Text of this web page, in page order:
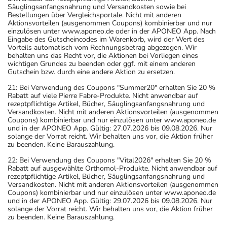
sich bei dem Verdacht auf eine Überdosierung umgehend
mit einem Arzt in Verbindung.
Einnahme vergessen?
Setzen Sie die Einnahme zum nächsten vorgeschriebenen
Zeitpunkt ganz normal (also nicht mit der doppelten
Menge) fort.
Generell gilt: Achten Sie vor allem bei Säuglingen,
Kleinkindern und älteren Menschen auf eine
gewissenhafte Dosierung. Im Zweifelsfalle fragen Sie
Ihren Arzt oder Apotheker nach etwaigen Auswirkungen
oder Vorsichtsmaßnahmen.
Eine vom Arzt verordnete Dosierung kann von den
Angaben der Packungsbeilage abweichen. Da der Arzt sie
individuell abstimmt, sollten Sie das Arzneimittel daher
nach seinen Anweisungen anwenden.
Säuglingsanfangsnahrung und Versandkosten sowie bei
Bestellungen über Vergleichsportale. Nicht mit anderen
Aktionsvorteilen (ausgenommen Coupons) kombinierbar und nur
einzulösen unter www.aponeo.de oder in der APONEO App. Nach
Eingabe des Gutscheincodes im Warenkorb, wird der Wert des
Vorteils automatisch vom Rechnungsbetrag abgezogen. Wir
behalten uns das Recht vor, die Aktionen bei Vorliegen eines
wichtigen Grundes zu beenden oder ggf. mit einem anderen
Gutschein bzw. durch eine andere Aktion zu ersetzen.
21: Bei Verwendung des Coupons "Summer20" erhalten Sie 20 %
Rabatt auf viele Pierre Fabre-Produkte. Nicht anwendbar auf
rezeptpflichtige Artikel, Bücher, Säuglingsanfangsnahrung und
Versandkosten. Nicht mit anderen Aktionsvorteilen (ausgenommen
Coupons) kombinierbar und nur einzulösen unter www.aponeo.de
und in der APONEO App. Gültig: 27.07.2026 bis 09.08.2026. Nur
solange der Vorrat reicht. Wir behalten uns vor, die Aktion früher
zu beenden. Keine Barauszahlung.
22: Bei Verwendung des Coupons "Vital2026" erhalten Sie 20 %
Rabatt auf ausgewählte Orthomol-Produkte. Nicht anwendbar auf
rezeptpflichtige Artikel, Bücher, Säuglingsanfangsnahrung und
Versandkosten. Nicht mit anderen Aktionsvorteilen (ausgenommen
Coupons) kombinierbar und nur einzulösen unter www.aponeo.de
und in der APONEO App. Gültig: 29.07.2026 bis 09.08.2026. Nur
solange der Vorrat reicht. Wir behalten uns vor, die Aktion früher
zu beenden. Keine Barauszahlung.